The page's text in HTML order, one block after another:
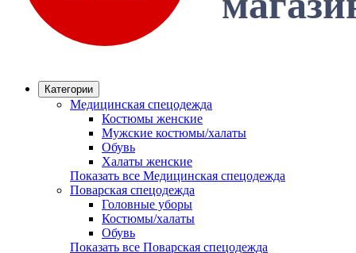
Категории
Медицинская спецодежда
Костюмы женские
Мужские костюмы/халаты
Обувь
Халаты женские
Показать все Медицинская спецодежда
Поварская спецодежда
Головные уборы
Костюмы/халаты
Обувь
Показать все Поварская спецодежда